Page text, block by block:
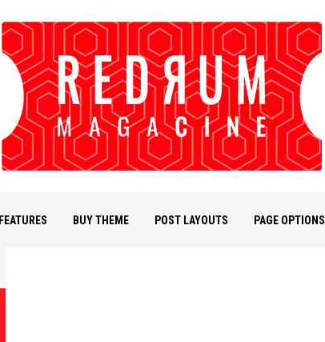
FEATURES BUY THEME POST LAYOUTS PAGE OPTIONS